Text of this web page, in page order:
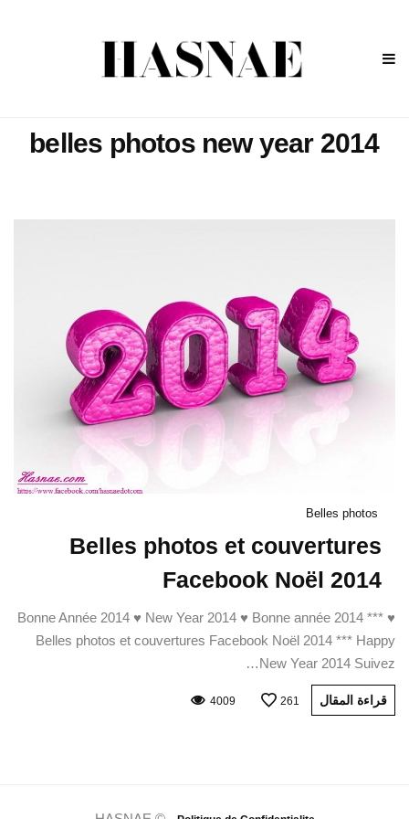
belles photos new year 2014
Belles photos
Belles photos et couvertures
Facebook Noël 2014
♥ Bonne Année 2014 ♥ New Year 2014 ♥ Bonne année 2014 ***
Belles photos et couvertures Facebook Noël 2014 *** Happy
New Year 2014 Suivez…
قراءة المقال 261
4009